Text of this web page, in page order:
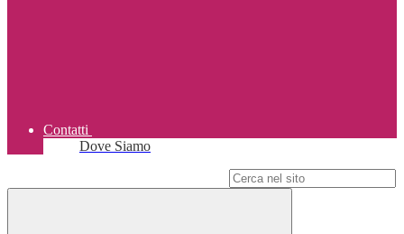
Contatti
Dove Siamo